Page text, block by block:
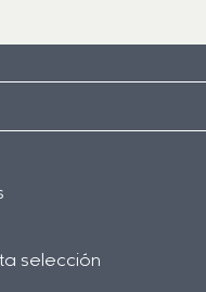
selección